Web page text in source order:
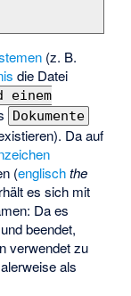
(z. B.
die Datei
einem
Dokumente
Da auf
(englisch the
es sich mit
Da es
beendet,
verwendet zu
als